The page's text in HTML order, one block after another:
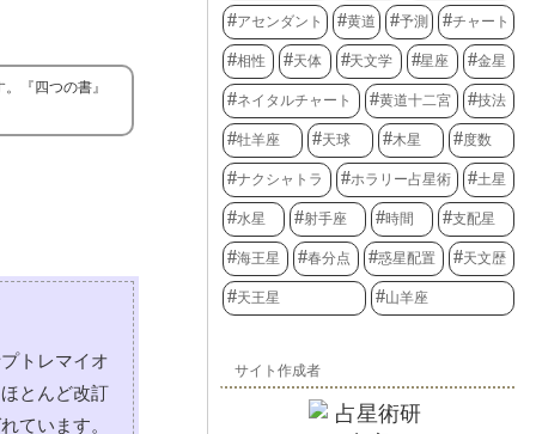
『四つの書』
トレマイオ
とんど改訂
ています。
アセンダント 黄道 予測 チャート
相性 天体 天文学 星座 金星
ネイタルチャート 黄道十二宮 技法
牡羊座 天球 木星 度数
ナクシャトラ ホラリー占星術 土星
水星 射手座 時間 支配星
海王星 春分点 惑星配置 天文歴
天王星 山羊座
サイト作成者